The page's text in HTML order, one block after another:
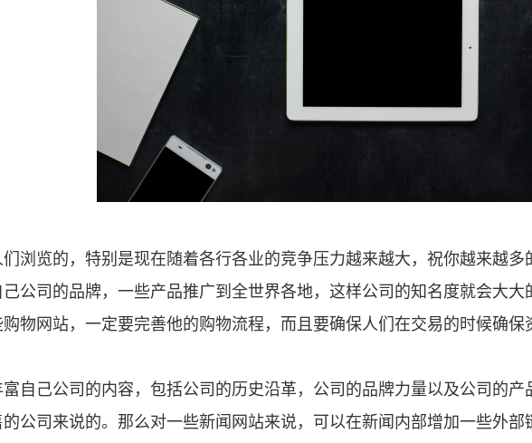
公司的品牌，一些产品推广到全世界各地，这样公司的知名度就会大
物网站，一定要完善他的购物流程，而且要确保人们在交易的时候确保
公司来说的。那么对一些新闻网站来说，可以在新闻内部增加一些外